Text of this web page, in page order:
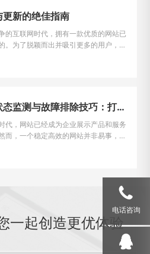
网站主的重要课题。
更新的绝佳指南
的互联网时代，拥有一款优质的网站已
。为了脱颖而出并吸引更多的用户，持
持续优化与更新，以帮助您实现网站的
网站运行状态监测与故障排除技巧：打造稳定高效的在线平台
代，网站已经成为企业展示产品和服务
而，一个稳定高效的网站并非易事，因
监测与故障排除的技巧，帮助网站管理
一起创造更优体验
电话咨询